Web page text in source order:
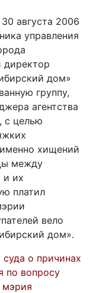
августа 2006
управления
директор
дом»
группу,
агентства
с целью
хищений
между
и их
платил
вело
дом».
о причинах
по вопросу
мэрия